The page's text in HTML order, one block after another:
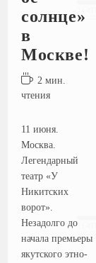
солнце»
в
Москве!
2 мин.
чтения
11 июня.
Москва.
Легендарный
театр «У
Никитских
ворот».
Незадолго до
начала премьеры
якутского этно-